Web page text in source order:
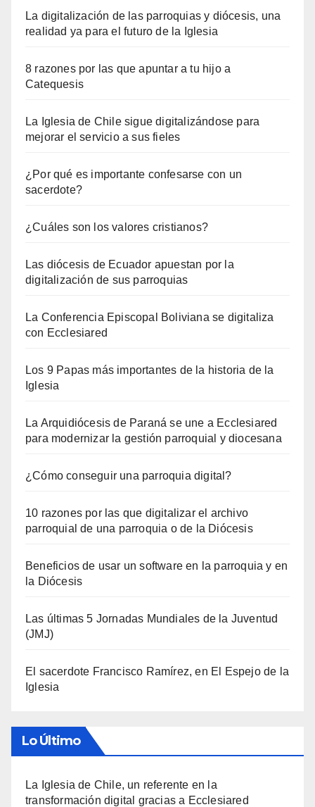
La digitalización de las parroquias y diócesis, una
realidad ya para el futuro de la Iglesia
8 razones por las que apuntar a tu hijo a
Catequesis
La Iglesia de Chile sigue digitalizándose para
mejorar el servicio a sus fieles
¿Por qué es importante confesarse con un
sacerdote?
¿Cuáles son los valores cristianos?
Las diócesis de Ecuador apuestan por la
digitalización de sus parroquias
La Conferencia Episcopal Boliviana se digitaliza
con Ecclesiared
Los 9 Papas más importantes de la historia de la
Iglesia
La Arquidiócesis de Paraná se une a Ecclesiared
para modernizar la gestión parroquial y diocesana
¿Cómo conseguir una parroquia digital?
10 razones por las que digitalizar el archivo
parroquial de una parroquia o de la Diócesis
Beneficios de usar un software en la parroquia y en
la Diócesis
Las últimas 5 Jornadas Mundiales de la Juventud
(JMJ)
El sacerdote Francisco Ramírez, en El Espejo de la
Iglesia
Lo Último
La Iglesia de Chile, un referente en la
transformación digital gracias a Ecclesiared